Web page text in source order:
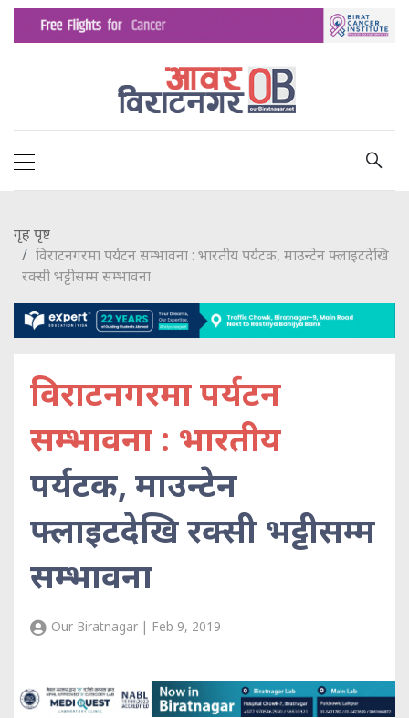
गृह पृष्ट
विराटनगरमा पर्यटन सम्भावना : भारतीय पर्यटक, माउन्टेन फ्लाइटदेखि
रक्सी भट्टीसम्म सम्भावना
विराटनगरमा पर्यटन
सम्भावना : भारतीय
पर्यटक, माउन्टेन
फ्लाइटदेखि रक्सी भट्टीसम्म
सम्भावना
Our Biratnagar | Feb 9, 2019